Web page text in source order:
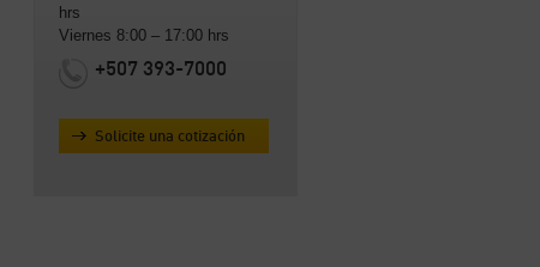
hrs
Viernes 8:00 – 17:00 hrs
+507 393-7000
Solicite una cotización